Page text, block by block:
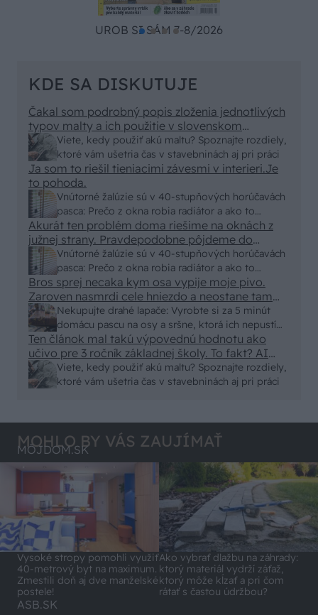
UROB SI SÁM 7-8/2026
KDE SA DISKUTUJE
Viete, kedy použiť akú maltu? Spoznajte rozdiely,
ktoré vám ušetria čas v stavebninách aj pri práci
Čakal som podrobný popis zloženia jednotlivých
typov malty a ich použitie v slovenskom
prostredí, no dostal som len pár primitívnych rád
o výbere vriec v stavebninách. Kde sa podel
názov a zmysel časopisu "Urob si sám" ? To
skutočne už nemáme na Slovensku "fachmanov"!
Vypadá to tak že za pár rokov nám budú stavať
chaty a chalupy číňania a použijú BAMBUS !!!
Vnútorné žalúzie sú v 40-stupňových horúčavách
pasca: Prečo z okna robia radiátor a ako to
vyriešiť za pár eur?
Ja som to riešil tieniacimi závesmi v interieri.Je
to pohoda.
Vnútorné žalúzie sú v 40-stupňových horúčavách
pasca: Prečo z okna robia radiátor a ako to
vyriešiť za pár eur?
Akurát ten problém doma riešime na oknách z
južnej strany. Pravdepodobne pôjdeme do
vonkajšieho tienenia na spôsob markízy
250x150cm. Čínsky predajcovia idú okolo 100
eur kus.
Nekupujte drahé lapače: Vyrobte si za 5 minút
domácu pascu na osy a sršne, ktorá ich nepustí
von
Bros sprej necaka kym osa vypije moje pivo.
Zaroven nasmrdi cele hniezdo a neostane tam
nic zive. Vasa pasca naucinke moc efektivne.
Skor pritiahne slimaky
Viete, kedy použiť akú maltu? Spoznajte rozdiely,
ktoré vám ušetria čas v stavebninách aj pri práci
Ten článok mal takú výpovednú hodnotu ako
učivo pre 3 ročník základnej školy. To fakt? AI
alebo nejaka kniha z VŠ? Dnešné rychlotvrdnuce
malty - pevnosť 40 Mpa a doba schnutia tak 15
MOHLO BY VÁS ZAUJÍMAŤ
MÔJDOM.SK
Vysoké stropy pomohli využiť
40-metrový byt na maximum.
Zmestili doň aj dve manželské
postele!
Ako vybrať dlažbu na záhrady:
ktorý materiál vydrží záťaž,
ktorý môže kĺzať a pri čom
rátať s častou údržbou?
ASB.SK